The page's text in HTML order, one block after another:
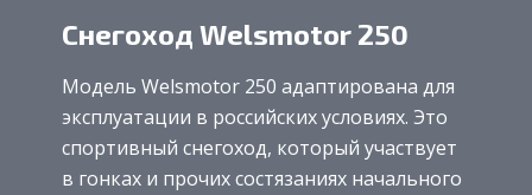
Снегоход Welsmotor 250
Модель Welsmotor 250 адаптирована для
эксплуатации в российских условиях. Это
спортивный снегоход, который участвует
в гонках и прочих состязаниях начального